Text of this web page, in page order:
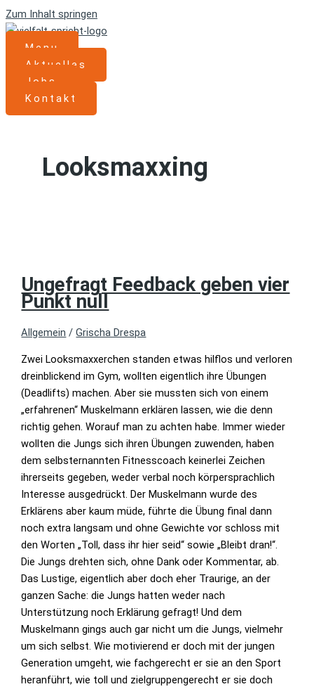
Zum Inhalt springen
Menu
Aktuelles
Jobs
Kontakt
Looksmaxxing
Ungefragt Feedback geben vier
Punkt null
Allgemein /Grischa Drespa
Zwei Looksmaxxerchen standen etwas hilflos und verloren
dreinblickend im Gym, wollten eigentlich ihre Übungen
(Deadlifts) machen. Aber sie mussten sich von einem
„erfahrenen“ Muskelmann erklären lassen, wie die denn
richtig gehen. Worauf man zu achten habe. Immer wieder
wollten die Jungs sich ihren Übungen zuwenden, haben
dem selbsternannten Fitnesscoach keinerlei Zeichen
ihrerseits gegeben, weder verbal noch körpersprachlich
Interesse ausgedrückt. Der Muskelmann wurde des
Erklärens aber kaum müde, führte die Übung final dann
noch extra langsam und ohne Gewichte vor schloss mit
den Worten „Toll, dass ihr hier seid“ sowie „Bleibt dran!“.
Die Jungs drehten sich, ohne Dank oder Kommentar, ab.
Das Lustige, eigentlich aber doch eher Traurige, an der
ganzen Sache: die Jungs hatten weder nach
Unterstützung noch Erklärung gefragt! Und dem
Muskelmann gings auch gar nicht um die Jungs, vielmehr
um sich selbst. Wie motivierend er doch mit der jungen
Generation umgeht, wie fachgerecht er sie an den Sport
heranführt, wie toll und zielgruppengerecht er sie doch